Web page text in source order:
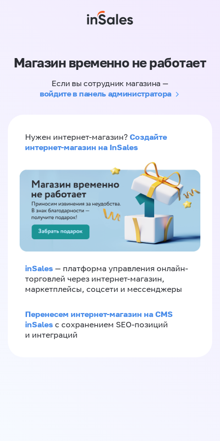
Магазин временно не работает
Если вы сотрудник магазина —
войдите в панель администратора
Нужен интернет-магазин? Создайте
интернет-магазин на InSales
inSales — платформа управления онлайн-
торговлей через интернет-магазин,
маркетплейсы, соцсети и мессенджеры
Перенесем интернет-магазин на CMS
inSales с сохранением SEO-позиций
и интеграций